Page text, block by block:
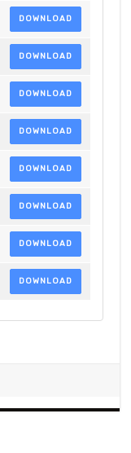
DOWNLOAD
DOWNLOAD
DOWNLOAD
DOWNLOAD
DOWNLOAD
DOWNLOAD
DOWNLOAD
DOWNLOAD